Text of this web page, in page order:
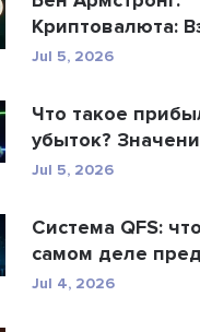
Криптовалюта:
Jul 5, 2026
Что такое
убыток?
Jul 5, 2026
Система QFS:
самом деле
Jul 4, 2026